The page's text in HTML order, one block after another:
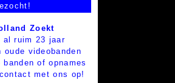
Zoekt
al ruim 23 jaar
videobanden
banden of opnames
met ons op!